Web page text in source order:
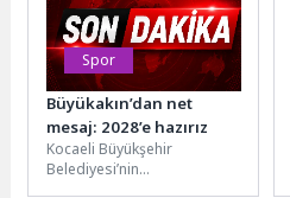
Spor
Büyükakın’dan net
mesaj: 2028’e hazırız
Kocaeli Büyükşehir
Belediyesi’nin